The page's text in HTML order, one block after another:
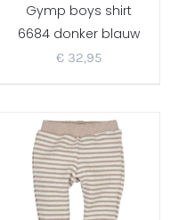
Gymp boys shirt
6684 donker blauw
€32,95